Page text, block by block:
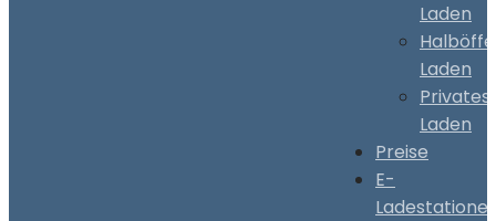
Laden
Laden
Privates
Laden
Preise
E-